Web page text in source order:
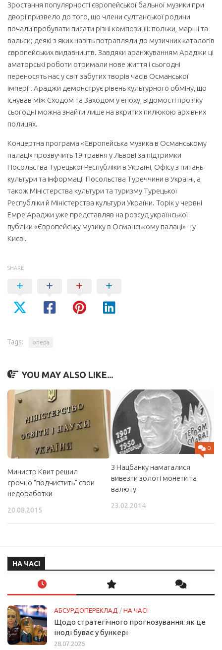
Зростання популярності європейської бальної музики при
дворі призвело до того, що члени султанської родини
почали пробувати писати різні композиціі: польки, марші та
вальси; деякі з яких навіть потрапляли до музичних каталогів
європейських видавництв. Завдяки аранжуванням Араджи ці
аматорські роботи отримали нове життя і сьогодні
переносять нас у світ забутих творів часів Османської
імперії. Араджи демонструє рівень культурного обміну, що
існував між Сходом та Заходом у епоху, відомості про яку
сьогодні можна знайти лише на вкритих пилюкою архівних
полицях.
Концертна програма «Європейська музика в Османському
палаці» прозвучить 19 травня у Львові за підтримки
Посольства Турецької Республіки в Україні, Офісу з питань
культури та інформації Посольства Туреччини в Україні, а
також Міністерства культури та туризму Турецької
Республіки й Міністерства культури України. Торік у червні
Емре Араджи уже представляв на розсуд української
публіки «Європейську музику в Османському палаці» – у
Києві.
SHARE
Tags: опера
YOU MAY ALSO LIKE...
Министр Квит решил
срочно “подчистить” свои
недоработки
20.08.2015
0
З Нацбанку намагалися
вивезти золоті монети та
валюту
23.02.2014
НА ЧАСІ
АБСУРДОПЕРЕКЛАД / НА ЧАСІ
Щодо стратегічного прогнозування: як це
іноді буває у бункері
28.07.2026